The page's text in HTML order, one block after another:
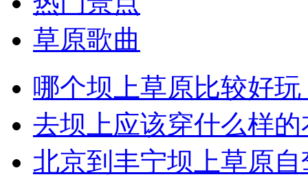
草原歌曲
哪个坝上草原比较好玩
去坝上应该穿什么样
北京到丰宁坝上草原